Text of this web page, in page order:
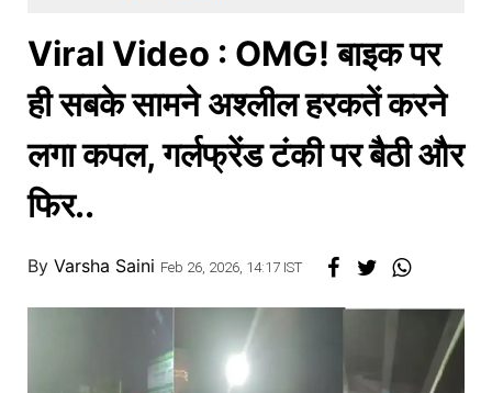
मनोरंजन
स्पोर्ट्स
बिझनेस
लाईफस्टाईल
Viral Video : OMG! बाइक पर
ही सबके सामने अश्लील हरकतें करने
लगा कपल, गर्लफ्रेंड टंकी पर बैठी और
फिर..
By Varsha Saini Feb 26, 2026, 14:17 IST